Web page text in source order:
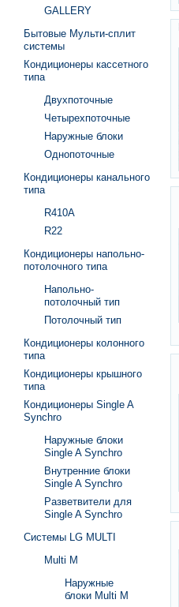
GALLERY
Бытовые Мульти-сплит
системы
Кондиционеры кассетного
типа
Двухпоточные
Четырехпоточные
Наружные блоки
Однопоточные
Кондиционеры канального
типа
R410A
R22
Кондиционеры напольно-
потолочного типа
Напольно-
потолочный тип
Потолочный тип
Кондиционеры колонного
типа
Кондиционеры крышного
типа
Кондиционеры Single A
Synchro
Наружные блоки
Single A Synchro
Внутренние блоки
Single A Synchro
Разветвители для
Single A Synchro
Системы LG MULTI
Multi M
Наружные
блоки Multi M